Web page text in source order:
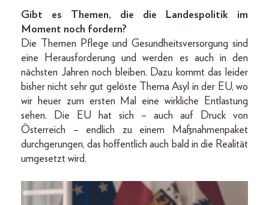
Gibt es Themen, die die Landespolitik im
Moment noch fordern?
Die Themen Pflege und Gesundheitsversorgung sind
eine Herausforderung und werden es auch in den
nächsten Jahren noch bleiben. Dazu kommt das leider
bisher nicht sehr gut gelöste Thema Asyl in der EU, wo
wir heuer zum ersten Mal eine wirkliche Entlastung
sehen. Die EU hat sich – auch auf Druck von
Österreich – endlich zu einem Maßnahmenpaket
durchgerungen, das hoffentlich auch bald in die Realität
umgesetzt wird.